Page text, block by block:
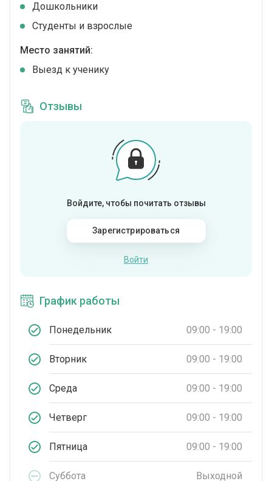
Дошкольники
Студенты и взрослые
Место занятий:
Выезд к ученику
Отзывы
Войдите, чтобы почитать отзывы
Зарегистрироваться
Войти
График работы
Понедельник 09:00 - 19:00
Вторник 09:00 - 19:00
Среда 09:00 - 19:00
Четверг 09:00 - 19:00
Пятница 09:00 - 19:00
Суббота Выходной